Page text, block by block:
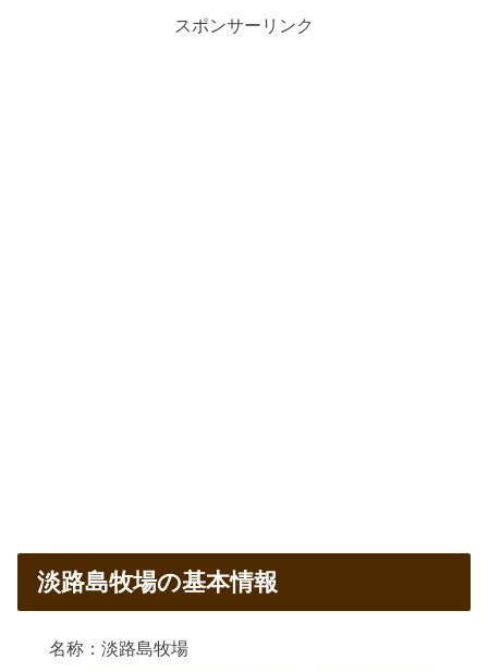
スポンサーリンク
淡路島牧場の基本情報
名称：淡路島牧場